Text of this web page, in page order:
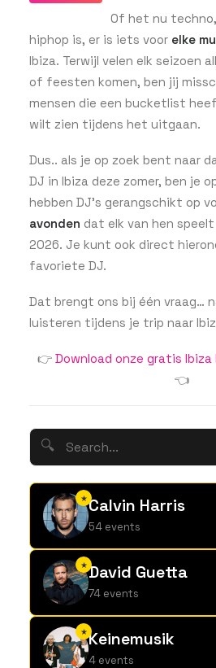
ZOEKEN
Of het nu
hiphop is, er is iets voor elke
Ibiza. Terwijl velen elk seizoen
of feesten komen, ben jij
mensen die een bucketlist
wilt zien tijdens het uitgaan.
Dus.. als je op zoek bent naar
DJ in Ibiza deze zomer, ben je
hebben DJ’s gerangschikt op
avonden dat elk van hen
2026. Je kunt ook direct
favoriete DJ.
Dat brengt ons bij één vraag…
luisteren tijdens je trip naar
👉 Download onze gratis Ibiza
👈
🔍
★Calvin Harris
54 events
★David Guetta
74 events
★Keinemusik
4 events